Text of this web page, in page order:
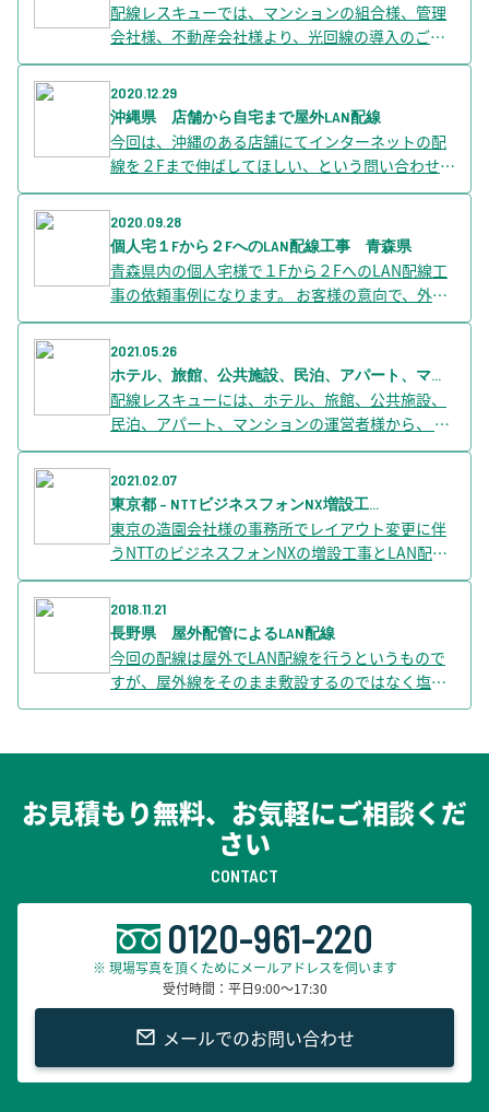
配線レスキューでは、マンションの組合様、管理
会社様、不動産会社様より、光回線の導入のご相
談と工事を多くいただいております。 光回線がマ
ンションに引き込みができていなかったり、入居
者様が個別にひいていたりしている状況のなか
[…] The post 建物内に光ケーブルが敷設されてい
ないマンションでNTT、nuroの光回線導入の進め
方 first appeared on 配線レスキュー ビジネス公
2020.12.29
沖縄県 店舗から自宅まで屋外LAN配線
今回は、沖縄のある店舗にてインターネットの配
線を２Fまで伸ばしてほしい、という問い合わせで
した。 ２Fの事務所はADSLで利用しており、１F
店舗で利用している光回線を伸ばして使えない
か、ということでした。 下見をさせてい […] The
post 沖縄県 店舗から自宅まで屋外LAN配線 first
appeared on 配線レスキュー ビジネス公式blog.
2020.09.28
個人宅１Fから２FへのLAN配線工事 青森県
青森県内の個人宅様で１Fから２FへのLAN配線工
事の依頼事例になります。 お客様の意向で、外壁
回し・室内側共に露出配線を望まれませんでし
た。 通常は難しいのですが、たまたま1階のイン
ターネットが来ているONU（光回線を受 […] The
post 個人宅１Fから２FへのLAN配線工事 青森県
first appeared on 配線レスキュー ビジネス公式bl
og.
2021.05.26
ホテル、旅館、公共施設、民泊、アパート、マ...
配線レスキューには、ホテル、旅館、公共施設、
民泊、アパート、マンションの運営者様から、 お
客様へ無線LANを提供するための無線WiFi構築の
相談や依頼を多くいただきます。 そのようなご依
頼の際に、まずヒアリングの第一歩と […] The po
st ホテル、旅館、公共施設、民泊、アパート、マ
ンションのWiFi構築費用はいくら？ first appeare
d on 配線レスキュー ビジネス公式blog.
2021.02.07
東京都 – NTTビジネスフォンNX増設工...
東京の造園会社様の事務所でレイアウト変更に伴
うNTTのビジネスフォンNXの増設工事とLAN配線
工事を依頼されました。 電話とLANの配線です
が、 部分的に屋外を通すことになるため配管の敷
設も行いました。 NTTビジネスフ […] The post 東
京都 – NTTビジネスフォンNX増設工事と屋外LAN
工事 first appeared on 配線レスキュー ビジネス
公式blog.
2018.11.21
長野県 屋外配管によるLAN配線
今回の配線は屋外でLAN配線を行うというもので
すが、屋外線をそのまま敷設するのではなく塩ビ
管（塩化ビニルパイプ）を敷設し、その内部にLA
使用されますが塩ビ管はより硬質で耐久性 […] Th
eared on 配線レスキュー ビジネス公式blog.
お見積もり無料、お気軽にご相談くだ
さい
CONTACT
0120-961-220
※ 現場写真を頂くためにメールアドレスを伺います
受付時間：平日9:00～17:30
メールでのお問い合わせ